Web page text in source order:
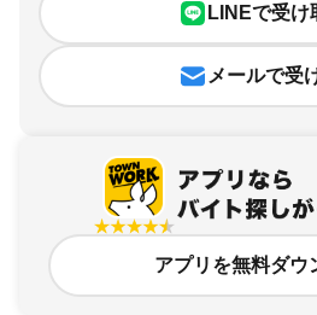
LINEで受け
メールで受
アプリを無料ダウ